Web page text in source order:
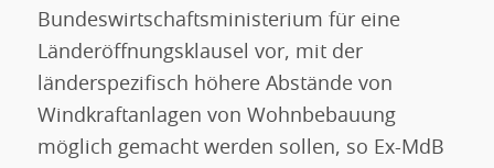
Bundeswirtschaftsministerium für eine
Länderöffnungsklausel vor, mit der
länderspezifisch höhere Abstände von
Windkraftanlagen von Wohnbebauung
möglich gemacht werden sollen, so Ex-MdB